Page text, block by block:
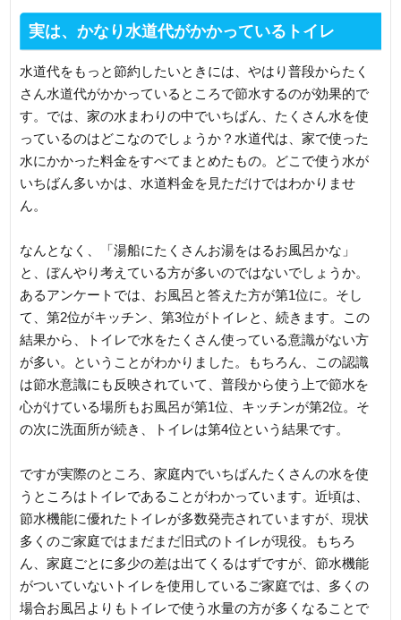
実は、かなり水道代がかかっているトイレ
水道代をもっと節約したいときには、やはり普段からたく
さん水道代がかかっているところで節水するのが効果的で
す。では、家の水まわりの中でいちばん、たくさん水を使
っているのはどこなのでしょうか？水道代は、家で使った
水にかかった料金をすべてまとめたもの。どこで使う水が
いちばん多いかは、水道料金を見ただけではわかりませ
ん。
なんとなく、「湯船にたくさんお湯をはるお風呂かな」
と、ぼんやり考えている方が多いのではないでしょうか。
あるアンケートでは、お風呂と答えた方が第1位に。そし
て、第2位がキッチン、第3位がトイレと、続きます。この
結果から、トイレで水をたくさん使っている意識がない方
が多い。ということがわかりました。もちろん、この認識
は節水意識にも反映されていて、普段から使う上で節水を
心がけている場所もお風呂が第1位、キッチンが第2位。そ
の次に洗面所が続き、トイレは第4位という結果です。
ですが実際のところ、家庭内でいちばんたくさんの水を使
うところはトイレであることがわかっています。近頃は、
節水機能に優れたトイレが多数発売されていますが、現状
多くのご家庭ではまだまだ旧式のトイレが現役。もちろ
ん、家庭ごとに多少の差は出てくるはずですが、節水機能
がついていないトイレを使用しているご家庭では、多くの
場合お風呂よりもトイレで使う水量の方が多くなることで